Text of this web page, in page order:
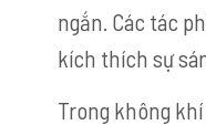
ngắn. Các tác
kích thích sự
Trong không